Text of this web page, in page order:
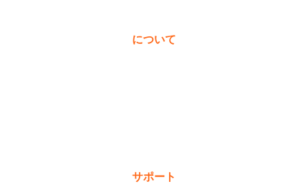
について
サポート